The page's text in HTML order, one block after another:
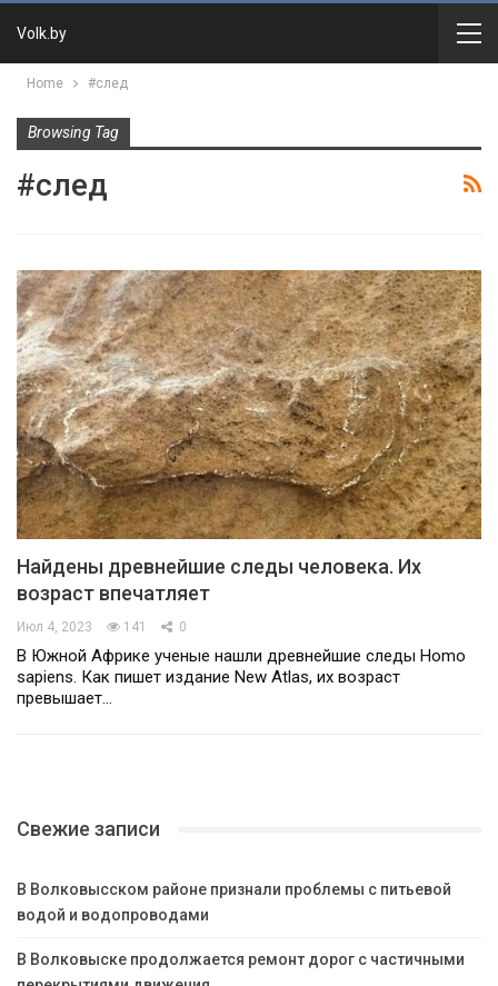
Volk.by
Home #след
Browsing Tag
#след
Найдены древнейшие следы человека. Их
возраст впечатляет
Июл 4, 2023 141 0
В Южной Африке ученые нашли древнейшие следы Homo
sapiens. Как пишет издание New Atlas, их возраст
превышает…
Свежие записи
В Волковысском районе признали проблемы с питьевой
водой и водопроводами
В Волковыске продолжается ремонт дорог с частичными